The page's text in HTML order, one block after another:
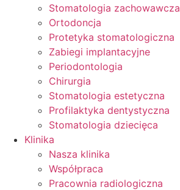
Stomatologia zachowawcza
Ortodoncja
Protetyka stomatologiczna
Zabiegi implantacyjne
Periodontologia
Chirurgia
Stomatologia estetyczna
Profilaktyka dentystyczna
Stomatologia dziecięca
Klinika
Nasza klinika
Współpraca
Pracownia radiologiczna